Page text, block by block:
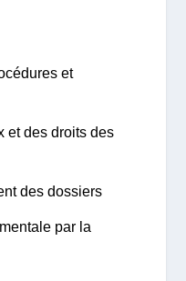
et
et des droits des
des dossiers
par la